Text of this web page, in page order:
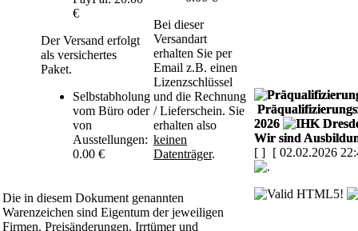
€
Der Versand erfolgt
als versichertes
Paket.
Selbstabholung
vom Büro oder
von
Ausstellungen:
0.00 €
Bei dieser
Versandart
erhalten Sie per
Email z.B. einen
Lizenzschlüssel
und die Rechnung
/ Lieferschein. Sie
erhalten also
keinen
Datenträger.
Die in diesem Dokument genannten
Warenzeichen sind Eigentum der jeweiligen
Firmen. Preisänderungen, Irrtümer und
2026
Wir sind
[ ] [ 02.02.2026